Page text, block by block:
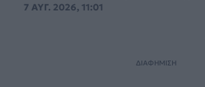
7 ΑΥΓ. 2026, 11:01
ΔΙΑΦΗΜΙΣΗ